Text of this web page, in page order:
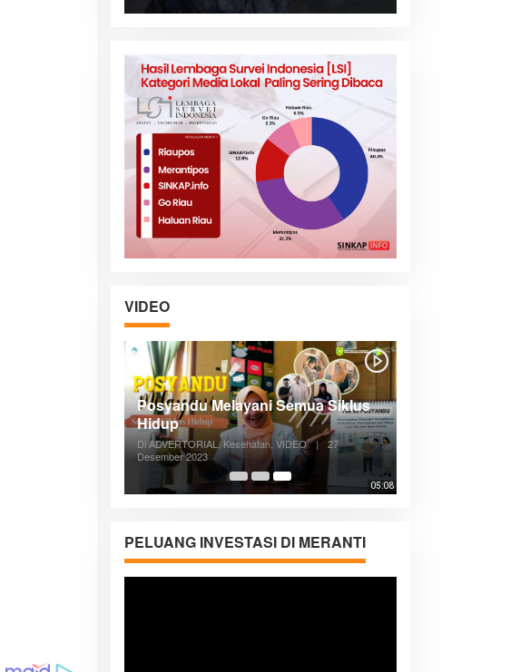
VIDEO
05:08
Posyandu Melayani Semua Siklus
Hidup
Di ADVERTORIAL, Kesehatan, VIDEO |
27
Desember 2023
PELUANG INVESTASI DI MERANTI